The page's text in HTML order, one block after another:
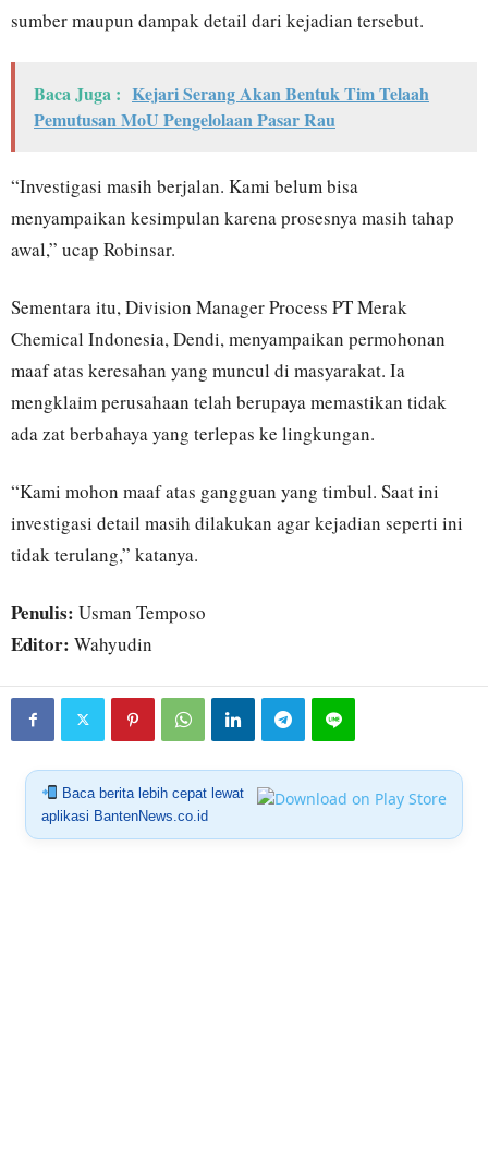
sumber maupun dampak detail dari kejadian tersebut.
Baca Juga : Kejari Serang Akan Bentuk Tim Telaah
Pemutusan MoU Pengelolaan Pasar Rau
“Investigasi masih berjalan. Kami belum bisa
menyampaikan kesimpulan karena prosesnya masih tahap
awal,” ucap Robinsar.
Sementara itu, Division Manager Process PT Merak
Chemical Indonesia, Dendi, menyampaikan permohonan
maaf atas keresahan yang muncul di masyarakat. Ia
mengklaim perusahaan telah berupaya memastikan tidak
ada zat berbahaya yang terlepas ke lingkungan.
“Kami mohon maaf atas gangguan yang timbul. Saat ini
investigasi detail masih dilakukan agar kejadian seperti ini
tidak terulang,” katanya.
Penulis: Usman Temposo
Editor: Wahyudin
Baca berita lebih cepat lewat
aplikasi BantenNews.co.id